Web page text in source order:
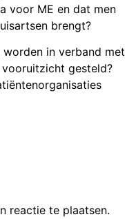
voor ME en dat men
brengt?
in verband met
gesteld?
reactie te plaatsen.